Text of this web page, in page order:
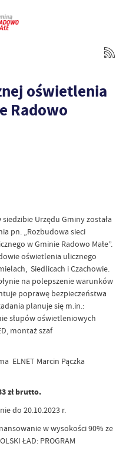
oświetlenia
Radowo
Urzędu Gminy została
pn. „Rozbudowa sieci
w Gminie Radowo Małe”.
oświetlenia ulicznego
Siedlicach i Czachowie.
na polepszenie warunków
poprawę bezpieczeństwa
planuje się m.in.:
słupów oświetleniowych
montaż szaf
ELNET Marcin Pączka
zł brutto.
do 20.10.2023 r.
w wysokości 90% ze
ŁAD: PROGRAM